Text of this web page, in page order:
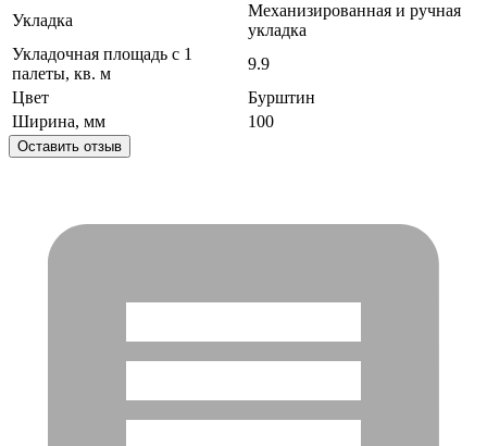
Укладка
Механизированная и ручная
укладка
Укладочная площадь с 1
палеты, кв. м
9.9
Цвет
Бурштин
Ширина, мм
100
Оставить отзыв